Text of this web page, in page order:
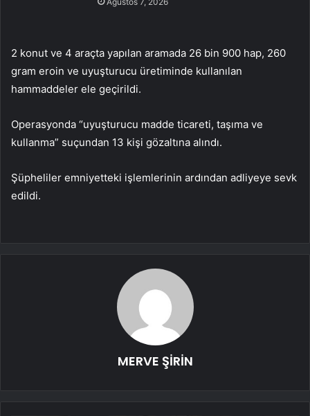
2 konut ve 4 araçta yapılan aramada 26 bin 900 hap, 260
gram eroin ve uyuşturucu üretiminde kullanılan
hammaddeler ele geçirildi.
Operasyonda “uyuşturucu madde ticareti, taşıma ve
kullanma” suçundan 13 kişi gözaltına alındı.
Şüpheliler emniyetteki işlemlerinin ardından adliyeye sevk
edildi.
MERVE ŞİRİN